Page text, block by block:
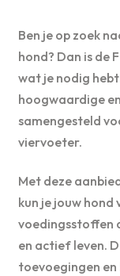
Ben je op zoek
hond? Dan is de
wat je nodig
hoogwaardige
samengesteld
viervoeter.
Met deze
kun je jouw hond
voedingsstoffen
en actief leven.
toevoegingen